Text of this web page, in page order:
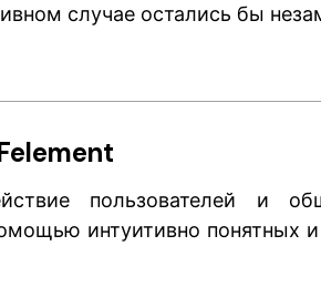
случае остались бы
пользователей и
интуитивно понятных